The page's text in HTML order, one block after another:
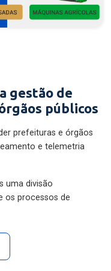
gestão de
públicos
prefeituras e órgãos
e telemetria
uma divisão
os processos de